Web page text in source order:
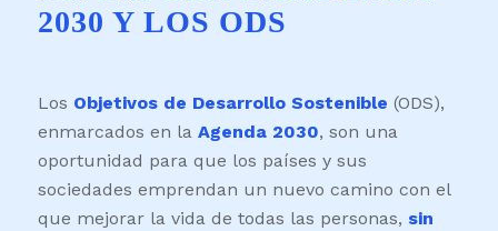
2030 Y LOS ODS
Los Objetivos de Desarrollo Sostenible (ODS),
enmarcados en la Agenda 2030, son una
oportunidad para que los países y sus
sociedades emprendan un nuevo camino con el
que mejorar la vida de todas las personas, sin